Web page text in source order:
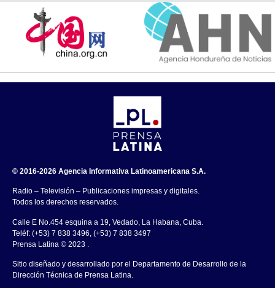
© 2016-2026 Agencia Informativa Latinoamericana S.A.
Radio – Televisión – Publicaciones impresas y digitales.
Todos los derechos reservados.
Calle E No.454 esquina a 19, Vedado, La Habana, Cuba.
Teléf: (+53) 7 838 3496, (+53) 7 838 3497
Prensa Latina © 2023 .
Sitio diseñado y desarrollado por el Departamento de Desarrollo de la
Dirección Técnica de Prensa Latina.